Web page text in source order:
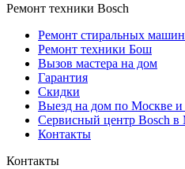
Ремонт техники Bosch
Ремонт стиральных
Ремонт техники Бош
Вызов мастера на дом
Гарантия
Скидки
Выезд на дом по Москве и
Сервисный центр Bosch в
Контакты
Контакты